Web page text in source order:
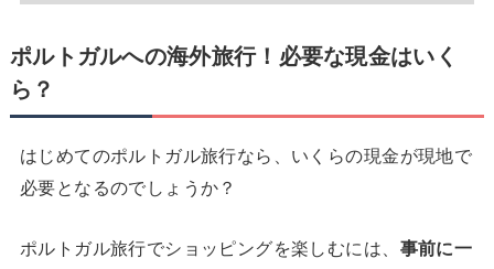
ポルトガルへの海外旅行！必要な現金はいく
ら？
はじめてのポルトガル旅行なら、いくらの現金が現地で
必要となるのでしょうか？
ポルトガル旅行でショッピングを楽しむには、 事前に一